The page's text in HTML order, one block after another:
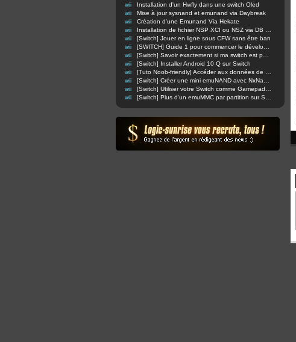
wii
Installation d'un Hwfly dans une switch Oled
wii
Mise à jour sysnand et emunand via Daybreak
wii
Création d'une Emunand Via Hekate
wii
wii
[Switch] Jouer en ligne sous CFW sans être ban
wii
wii
wii
[Switch] Installer Android 10 Q sur Switch
wii
wii
wii
wii